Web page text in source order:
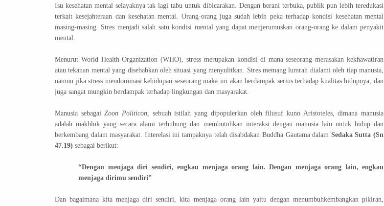
Isu kesehatan mental selayaknya tak lagi tabu untuk dibicarakan. Dengan berani terbuka, publik pun lebih teredukasi
terkait kesejahteraan dan kesehatan mental. Orang-orang juga sudah lebih peka terhadap kondisi kesehatan mental
masing-masing. Stres menjadi salah satu kondisi mental yang dapat menjerumuskan orang-orang ke dalam penyakit
mental.
Menurut World Health Organization (WHO), stress merupakan kondisi di mana seseorang merasakan kekhawatiran
atau tekanan mental yang disebabkan oleh situasi yang menyulitkan. Stres memang lumrah dialami oleh tiap manusia,
namun jika stress mendominasi kehidupan seseorang maka ini akan berdampak serius terhadap kualitas hidupnya, dan
juga sangat mungkin berdampak terhadap lingkungan dan masyarakat.
Manusia sebagaiZoon Politicon,
sebuah istilah yang dipopulerkan oleh filusuf kuno Aristoteles, dimana manusia
adalah makhluk yang secara alami terhubung dan membutuhkan interaksi dengan manusia lain untuk hidup dan
berkembang dalam masyarakat. Interelasi ini tampaknya telah disabdakan Buddha Gautama dalam Sedaka Sutta (Sn
47.19) sebagai berikut:
“Dengan menjaga diri sendiri, engkau menjaga orang lain. Dengan menjaga orang lain, engkau
menjaga dirimu sendiri”
Dan bagaimana kita menjaga diri sendiri, kita menjaga orang lain yaitu dengan menumbuhkembangkan pikiran,